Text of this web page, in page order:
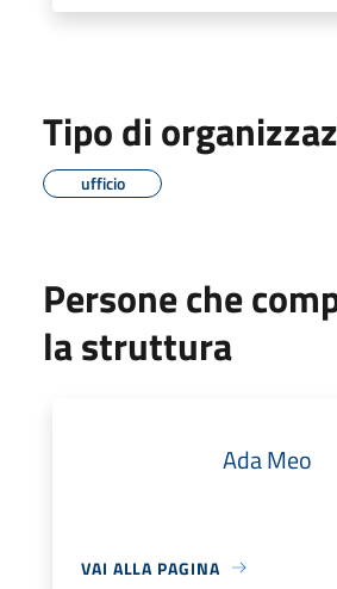
Tipo di
ufficio
Persone che
la struttura
Ada Meo
VAI ALLA PAGINA